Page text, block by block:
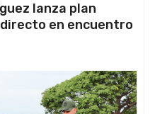
lanza plan
en encuentro